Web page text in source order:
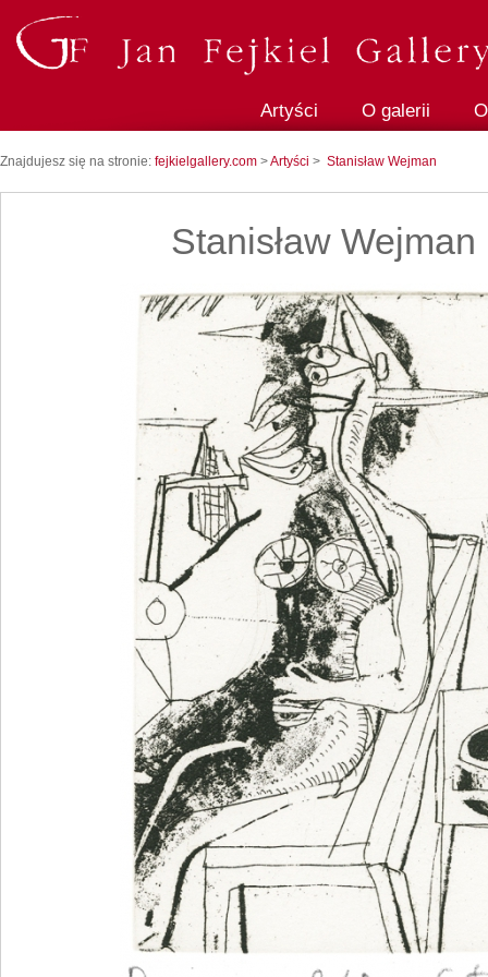
Artyści O galerii
Znajdujesz się na stronie: fejkielgallery.com >Artyści > Stanisław Wejman
Stanisław Wejman